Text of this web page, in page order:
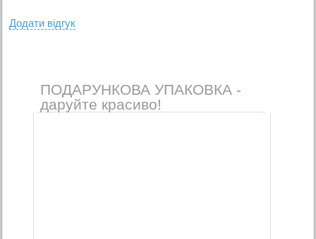
Додати вiдгук
ПОДАРУНКОВА УПАКОВКА -
даруйте красиво!